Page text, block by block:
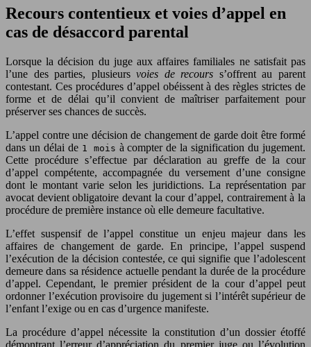
Recours contentieux et voies d’appel en
cas de désaccord parental
Lorsque la décision du juge aux affaires familiales ne satisfait pas
l’une des parties, plusieursvoies de recours s’offrent au parent
contestant. Ces procédures d’appel obéissent à des règles strictes de
forme et de délai qu’il convient de maîtriser parfaitement pour
préserver ses chances de succès.
L’appel contre une décision de changement de garde doit être formé
dans un délai de 1 mois à compter de la signification du jugement.
Cette procédure s’effectue par déclaration au greffe de la cour
d’appel compétente, accompagnée du versement d’une consigne
dont le montant varie selon les juridictions. La représentation par
avocat devient obligatoire devant la cour d’appel, contrairement à la
procédure de première instance où elle demeure facultative.
L’effet suspensif de l’appel constitue un enjeu majeur dans les
affaires de changement de garde. En principe, l’appel suspend
l’exécution de la décision contestée, ce qui signifie que l’adolescent
demeure dans sa résidence actuelle pendant la durée de la procédure
d’appel. Cependant, le premier président de la cour d’appel peut
ordonner l’exécution provisoire du jugement si l’intérêt supérieur de
l’enfant l’exige ou en cas d’urgence manifeste.
La procédure d’appel nécessite la constitution d’un dossier étoffé